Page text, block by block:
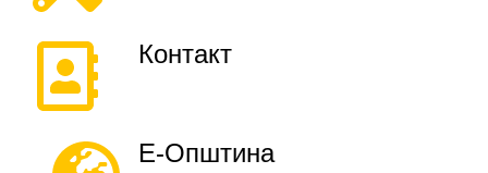
Контакт
Е-Општина